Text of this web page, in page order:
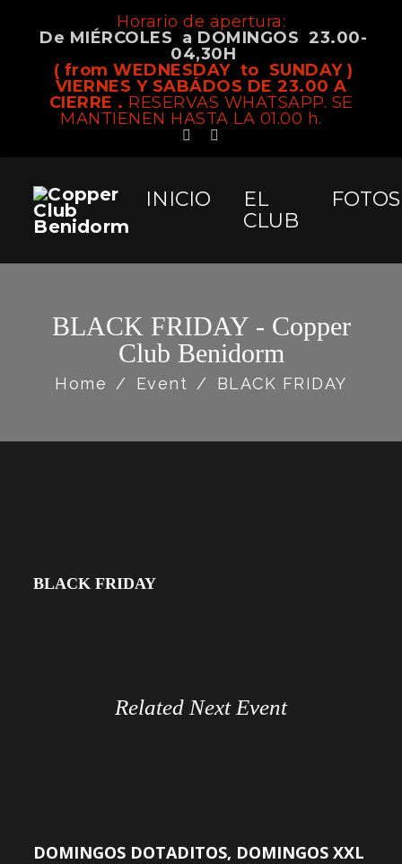
Horario de apertura:
De MIÉRCOLES a DOMINGOS 23.00-
04,30H
( from WEDNESDAY to SUNDAY )
VIERNES Y SABÁDOS DE 23.00 A
CIERRE . RESERVAS WHATSAPP. SE
MANTIENEN HASTA LA 01.00 h.
INICIO
EL
CLUB
FOTOS
BLACK FRIDAY - Copper
Club Benidorm
Home / Event / BLACK FRIDAY
BLACK FRIDAY
Related Next Event
DOMINGOS DOTADITOS, DOMINGOS XXL